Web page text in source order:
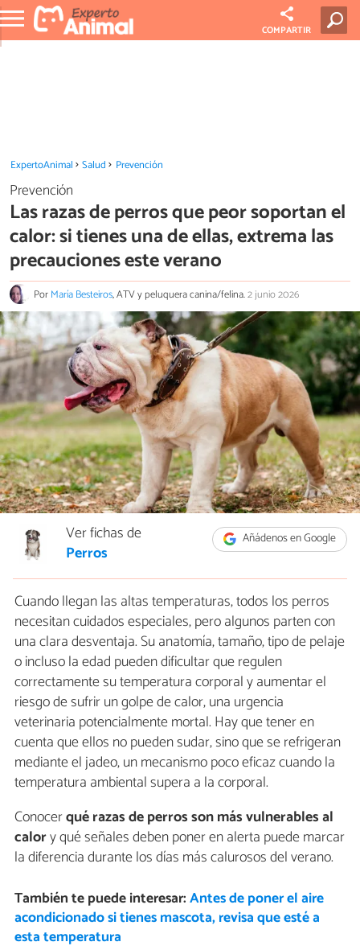
COMPARTIR
ExpertoAnimal Salud Prevención
Prevención
Las razas de perros que peor soportan el
calor: si tienes una de ellas, extrema las
precauciones este verano
PorMaría Besteiros, ATV y peluquera canina/felina.2 junio 2026
Añádenos en Google
Ver fichas de
Perros
Cuando llegan las altas temperaturas, todos los perros
necesitan cuidados especiales, pero algunos parten con
una clara desventaja. Su anatomía, tamaño, tipo de pelaje
o incluso la edad pueden dificultar que regulen
correctamente su temperatura corporal y aumentar el
riesgo de sufrir un golpe de calor, una urgencia
veterinaria potencialmente mortal. Hay que tener en
cuenta que ellos no pueden sudar, sino que se refrigeran
mediante el jadeo, un mecanismo poco eficaz cuando la
temperatura ambiental supera a la corporal.
Conocerqué razas de perros son más vulnerables al
calory qué señales deben poner en alerta puede marcar
la diferencia durante los días más calurosos del verano.
También te puede interesar:Antes de poner el aire
acondicionado si tienes mascota, revisa que esté a
esta temperatura